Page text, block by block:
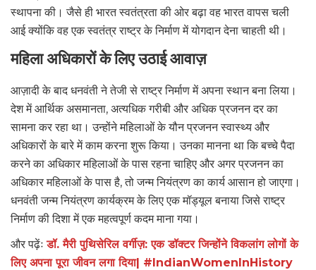
स्थापना की। जैसे ही भारत स्वतंत्रता की ओर बढ़ा वह भारत वापस चली
आई क्योंकि वह एक स्वतंत्र राष्ट्र के निर्माण में योगदान देना चाहती थी।
महिला अधिकारों के लिए उठाई आवाज़
आज़ादी के बाद धनवंती ने तेजी से राष्ट्र निर्माण में अपना स्थान बना लिया।
देश में आर्थिक असमानता, अत्यधिक गरीबी और अधिक प्रजनन दर का
सामना कर रहा था। उन्होंने महिलाओं के यौन प्रजनन स्वास्थ्य और
अधिकारों के बारे में काम करना शुरू किया। उनका मानना था कि बच्चे पैदा
करने का अधिकार महिलाओं के पास रहना चाहिए और अगर प्रजनन का
अधिकार महिलाओं के पास है, तो जन्म नियंत्रण का कार्य आसान हो जाएगा।
धनवंती जन्म नियंत्रण कार्यक्रम के लिए एक मॉड्यूल बनाया जिसे राष्ट्र
निर्माण की दिशा में एक महत्वपूर्ण कदम माना गया।
और पढ़ेंःडॉ. मैरी पुथिसेरिल वर्गीज़: एक डॉक्टर जिन्होंने विकलांग लोगों के
लिए अपना पूरा जीवन लगा दिया| #IndianWomenInHistory